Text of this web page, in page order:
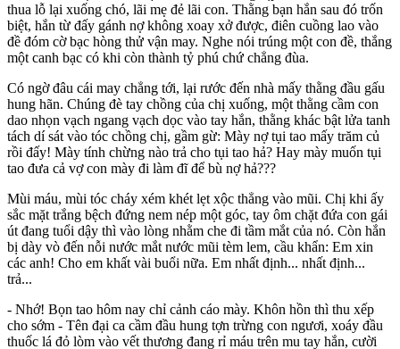
thua lỗ lại xuống chó, lãi mẹ đẻ lãi con. Thằng bạn hắn sau đó trốn
biệt, hắn từ đấy gánh nợ không xoay xở được, điên cuồng lao vào
đề đóm cờ bạc hòng thử vận may. Nghe nói trúng một con đề, thắng
một canh bạc có khi còn thành tỷ phú chứ chẳng đùa.
Có ngờ đâu cái may chẳng tới, lại rước đến nhà mấy thằng đầu gấu
hung hãn. Chúng đè tay chồng của chị xuống, một thằng cầm con
dao nhọn vạch ngang vạch dọc vào tay hắn, thằng khác bật lửa tanh
tách dí sát vào tóc chồng chị, gầm gừ: Mày nợ tụi tao mấy trăm củ
rồi đấy! Mày tính chừng nào trả cho tụi tao hả? Hay mày muốn tụi
tao đưa cả vợ con mày đi làm đĩ để bù nợ hả???
Mùi máu, mùi tóc cháy xém khét lẹt xộc thẳng vào mũi. Chị khi ấy
sắc mặt trắng bệch đứng nem nép một góc, tay ôm chặt đứa con gái
út đang tuổi dậ‌y th‌ì vào lòng nhằm che đi tầm mắt của nó. Còn hắn
bị dày vò đến nỗi nước mắt nước mũi tèm lem, cầu khẩn: Em xin
các anh! Cho em khất vài buổi nữa. Em nhất định... nhất định...
trả...
- Nhớ! Bọn tao hôm nay chỉ cảnh cáo mày. Khôn hồn thì thu xếp
cho sớm - Tên đại ca cầm đầu hung tợn trừng con ngươi, xoáy đầu
thu‌ốc l‌á đỏ lòm vào vết thương đang rỉ máu trên mu tay hắn, cười